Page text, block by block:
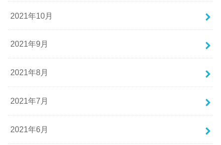
2021年10月
2021年9月
2021年8月
2021年7月
2021年6月